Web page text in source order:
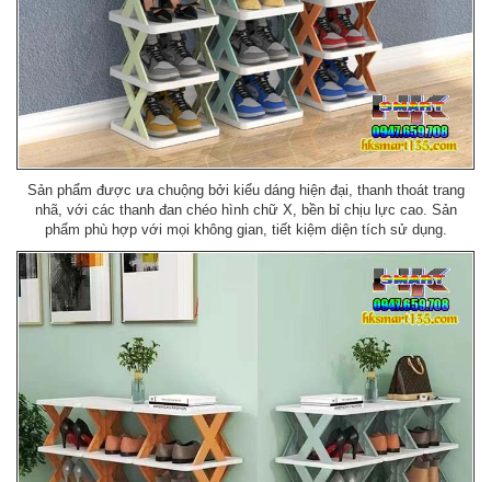
Sản phẩm được ưa chuộng bởi kiểu dáng hiện đại, thanh thoát trang
nhã, với các thanh đan chéo hình chữ X, bền bỉ chịu lực cao. Sản
phẩm phù hợp với mọi không gian, tiết kiệm diện tích sử dụng.